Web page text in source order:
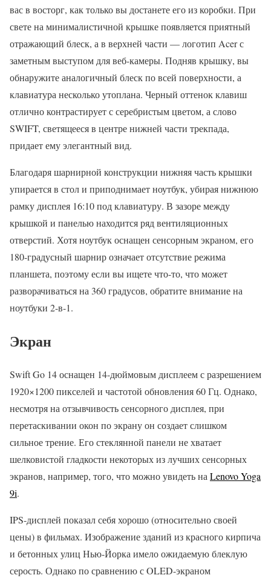
вас в восторг, как только вы достанете его из коробки. При
свете на минималистичной крышке появляется приятный
отражающий блеск, а в верхней части — логотип Acer с
заметным выступом для веб-камеры. Подняв крышку, вы
обнаружите аналогичный блеск по всей поверхности, а
клавиатура несколько утоплана. Черный оттенок клавиш
отлично контрастирует с серебристым цветом, а слово
SWIFT, светящееся в центре нижней части трекпада,
придает ему элегантный вид.
Благодаря шарнирной конструкции нижняя часть крышки
упирается в стол и приподнимает ноутбук, убирая нижнюю
рамку дисплея 16:10 под клавиатуру. В зазоре между
крышкой и панелью находится ряд вентиляционных
отверстий. Хотя ноутбук оснащен сенсорным экраном, его
180-градусный шарнир означает отсутствие режима
планшета, поэтому если вы ищете что-то, что может
разворачиваться на 360 градусов, обратите внимание на
ноутбуки 2-в-1.
Экран
Swift Go 14 оснащен 14-дюймовым дисплеем с разрешением
1920×1200 пикселей и частотой обновления 60 Гц. Однако,
несмотря на отзывчивость сенсорного дисплея, при
перетаскивании окон по экрану он создает слишком
сильное трение. Его стеклянной панели не хватает
шелковистой гладкости некоторых из лучших сенсорных
экранов, например, того, что можно увидеть на Lenovo Yoga
9i.
IPS-дисплей показал себя хорошо (относительно своей
цены) в фильмах. Изображение зданий из красного кирпича
и бетонных улиц Нью-Йорка имело ожидаемую блеклую
серость. Однако по сравнению с OLED-экраном